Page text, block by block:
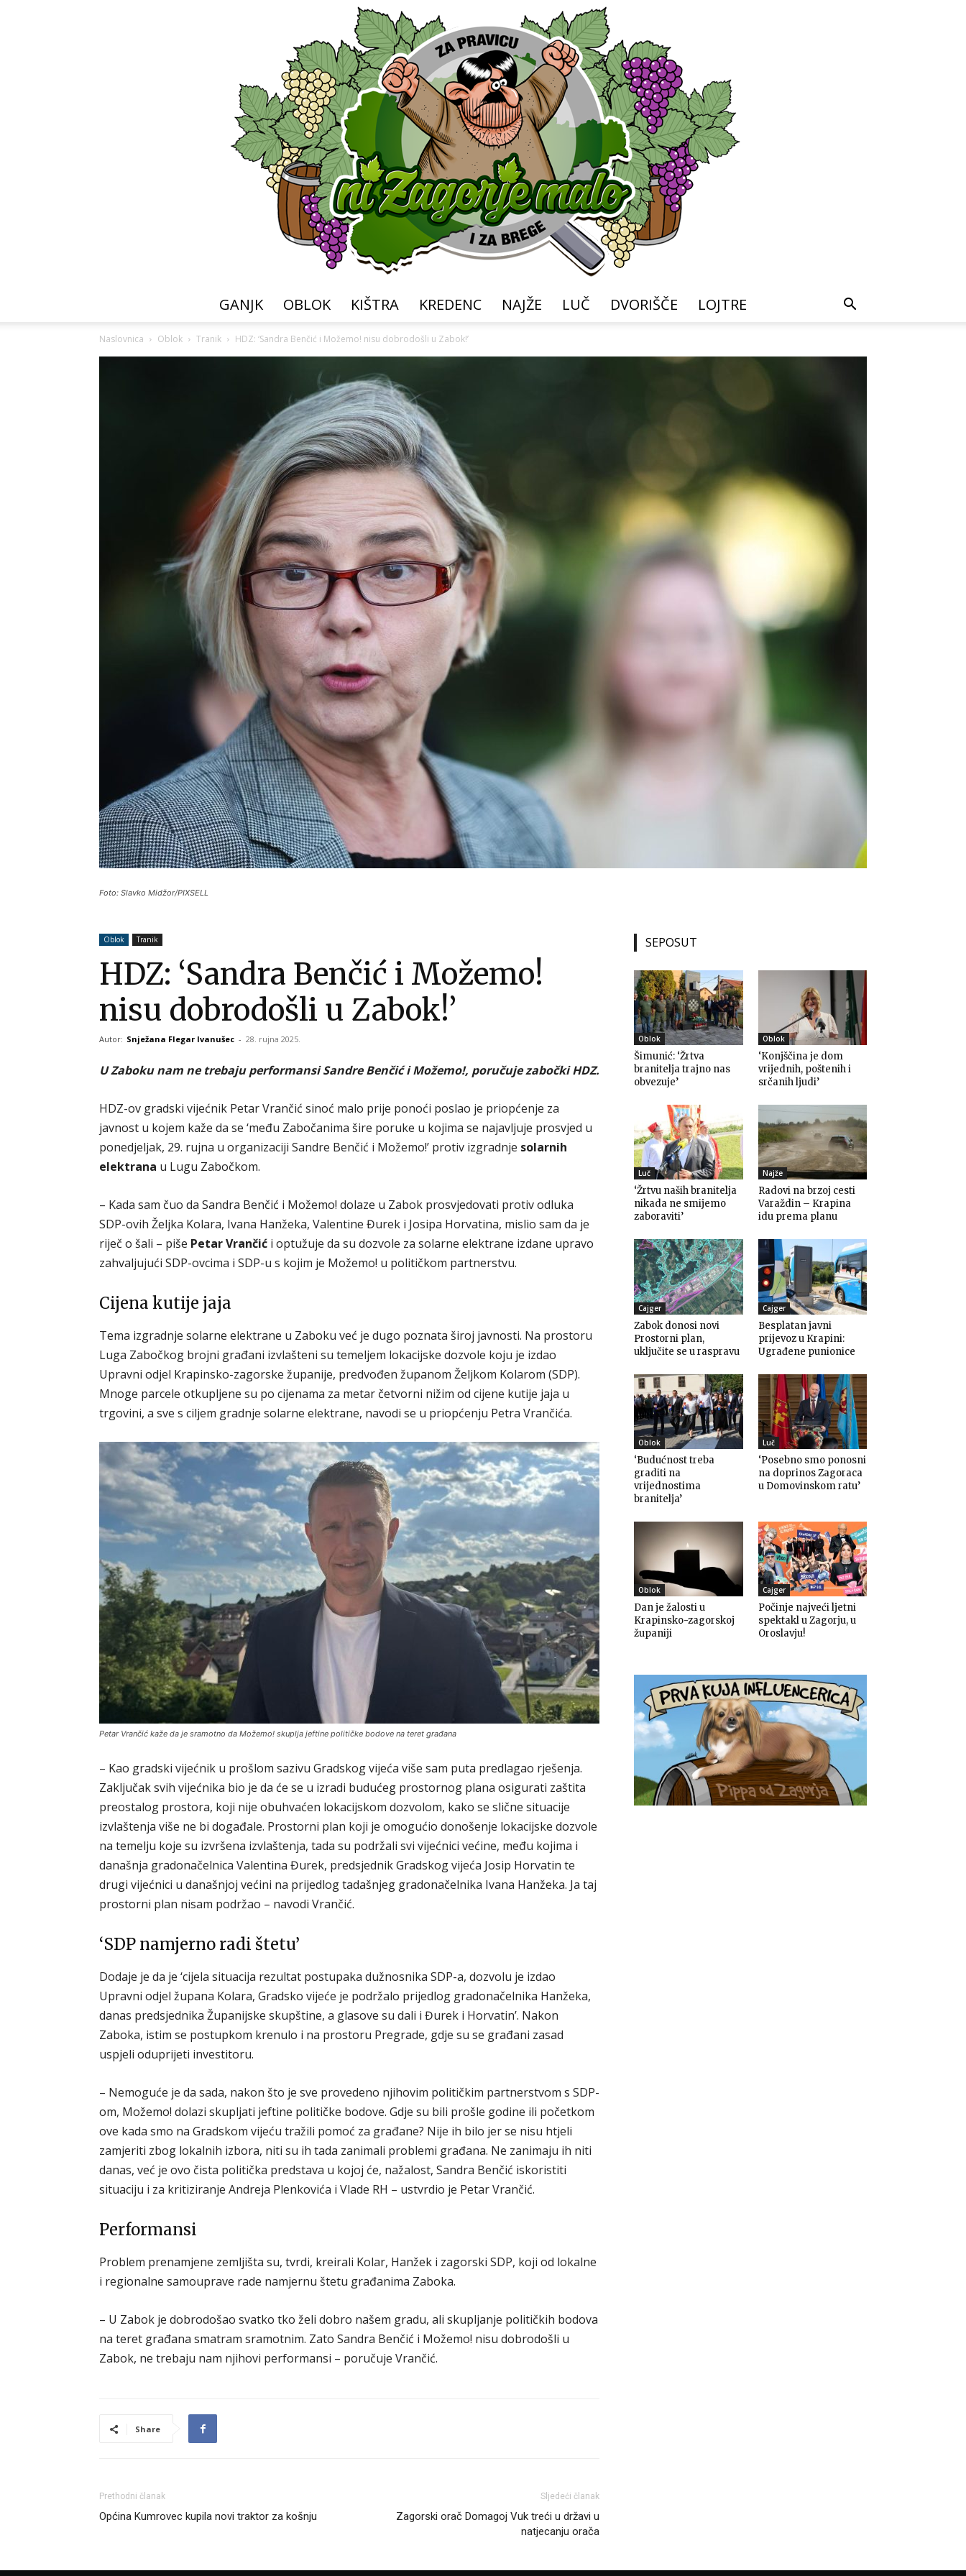
malo
GANJK OBLOK KIŠTRA KREDENC NAJŽE LUČ DVORIŠČE LOJTRE
Naslovnica Oblok Tranik HDZ: ‘Sandra Benčić i Možemo! nisu dobrodošli u Zabok!’
Foto: Slavko Midžor/PIXSELL
Oblok Tranik
HDZ: ‘Sandra Benčić i Možemo!
nisu dobrodošli u Zabok!’
Autor: Snježana Flegar Ivanušec - 28. rujna 2025.
U Zaboku nam ne trebaju performansi Sandre Benčić i Možemo!, poručuje zabočki HDZ.
HDZ-ov gradski vijećnik Petar Vrančić sinoć malo prije ponoći poslao je priopćenje za
javnost u kojem kaže da se ‘među Zabočanima šire poruke u kojima se najavljuje prosvjed u
ponedjeljak, 29. rujna u organizaciji Sandre Benčić i Možemo!’ protiv izgradnje solarnih
elektrana u Lugu Zabočkom.
– Kada sam čuo da Sandra Benčić i Možemo! dolaze u Zabok prosvjedovati protiv odluka
SDP-ovih Željka Kolara, Ivana Hanžeka, Valentine Đurek i Josipa Horvatina, mislio sam da je
riječ o šali – piše Petar Vrančić i optužuje da su dozvole za solarne elektrane izdane upravo
zahvaljujući SDP-ovcima i SDP-u s kojim je Možemo! u političkom partnerstvu.
Cijena kutije jaja
Tema izgradnje solarne elektrane u Zaboku već je dugo poznata široj javnosti. Na prostoru
Luga Zabočkog brojni građani izvlašteni su temeljem lokacijske dozvole koju je izdao
Upravni odjel Krapinsko-zagorske županije, predvođen županom Željkom Kolarom (SDP).
Mnoge parcele otkupljene su po cijenama za metar četvorni nižim od cijene kutije jaja u
trgovini, a sve s ciljem gradnje solarne elektrane, navodi se u priopćenju Petra Vrančića.
Petar Vrančić kaže da je sramotno da Možemo! skuplja jeftine političke bodove na teret građana
– Kao gradski vijećnik u prošlom sazivu Gradskog vijeća više sam puta predlagao rješenja.
Zaključak svih vijećnika bio je da će se u izradi budućeg prostornog plana osigurati zaštita
preostalog prostora, koji nije obuhvaćen lokacijskom dozvolom, kako se slične situacije
izvlaštenja više ne bi događale. Prostorni plan koji je omogućio donošenje lokacijske dozvole
na temelju koje su izvršena izvlaštenja, tada su podržali svi vijećnici većine, među kojima i
današnja gradonačelnica Valentina Đurek, predsjednik Gradskog vijeća Josip Horvatin te
drugi vijećnici u današnjoj većini na prijedlog tadašnjeg gradonačelnika Ivana Hanžeka. Ja taj
prostorni plan nisam podržao – navodi Vrančić.
‘SDP namjerno radi štetu’
Dodaje je da je ‘cijela situacija rezultat postupaka dužnosnika SDP-a, dozvolu je izdao
Upravni odjel župana Kolara, Gradsko vijeće je podržalo prijedlog gradonačelnika Hanžeka,
danas predsjednika Županijske skupštine, a glasove su dali i Đurek i Horvatin’. Nakon
Zaboka, istim se postupkom krenulo i na prostoru Pregrade, gdje su se građani zasad
uspjeli oduprijeti investitoru.
– Nemoguće je da sada, nakon što je sve provedeno njihovim političkim partnerstvom s SDP-
om, Možemo! dolazi skupljati jeftine političke bodove. Gdje su bili prošle godine ili početkom
ove kada smo na Gradskom vijeću tražili pomoć za građane? Nije ih bilo jer se nisu htjeli
zamjeriti zbog lokalnih izbora, niti su ih tada zanimali problemi građana. Ne zanimaju ih niti
danas, već je ovo čista politička predstava u kojoj će, nažalost, Sandra Benčić iskoristiti
situaciju i za kritiziranje Andreja Plenkovića i Vlade RH – ustvrdio je Petar Vrančić.
Performansi
Problem prenamjene zemljišta su, tvrdi, kreirali Kolar, Hanžek i zagorski SDP, koji od lokalne
i regionalne samouprave rade namjernu štetu građanima Zaboka.
– U Zabok je dobrodošao svatko tko želi dobro našem gradu, ali skupljanje političkih bodova
na teret građana smatram sramotnim. Zato Sandra Benčić i Možemo! nisu dobrodošli u
Zabok, ne trebaju nam njihovi performansi – poručuje Vrančić.
Share
Prethodni članak
Općina Kumrovec kupila novi traktor za košnju
Sljedeći članak
Zagorski orač Domagoj Vuk treći u državi u
natjecanju orača
SEPOSUT
Oblok
Šimunić: ‘Žrtva
branitelja trajno nas
obvezuje’
Oblok
‘Konjščina je dom
vrijednih, poštenih i
srčanih ljudi’
Luč
‘Žrtvu naših branitelja
nikada ne smijemo
zaboraviti’
Najže
Radovi na brzoj cesti
Varaždin – Krapina
idu prema planu
Cajger
Zabok donosi novi
Prostorni plan,
uključite se u raspravu
Cajger
Besplatan javni
prijevoz u Krapini:
Ugrađene punionice
Oblok
‘Budućnost treba
graditi na
vrijednostima
branitelja’
Luč
‘Posebno smo ponosni
na doprinos Zagoraca
u Domovinskom ratu’
Oblok
Dan je žalosti u
Krapinsko-zagorskoj
županiji
Cajger
Počinje najveći ljetni
spektakl u Zagorju, u
Oroslavju!